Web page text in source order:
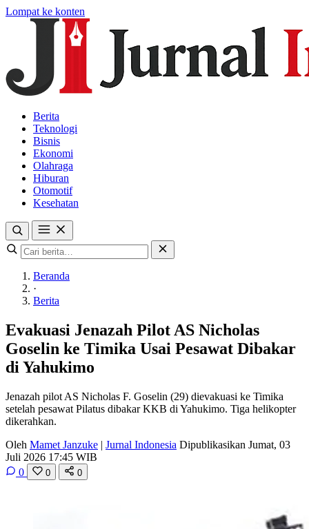
Lompat ke konten
Berita
Teknologi
Bisnis
Ekonomi
Olahraga
Hiburan
Otomotif
Kesehatan
Beranda
·
Berita
Evakuasi Jenazah Pilot AS Nicholas
Goselin ke Timika Usai Pesawat Dibakar
di Yahukimo
Jenazah pilot AS Nicholas F. Goselin (29) dievakuasi ke Timika
setelah pesawat Pilatus dibakar KKB di Yahukimo. Tiga helikopter
dikerahkan.
Oleh Mamet Janzuke | Jurnal Indonesia Dipublikasikan Jumat, 03
Juli 2026 17:45 WIB
0
0 0